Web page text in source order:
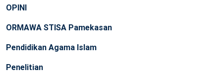
OPINI
ORMAWA STISA Pamekasan
Pendidikan Agama Islam
Penelitian